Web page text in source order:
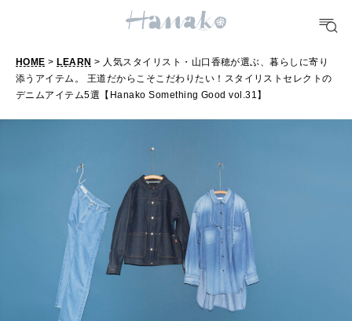
FOOD
TRAVEL
FORTUNE
明日のわたし
[12星座別] Weekly Holoscope
[12星座別] Monthly Love Holoscope
女神まり愛のタロットメッセージ
HEALTH
自分にやさしく
HOME > LEARN > 人気スタイリスト・山口香穂が選ぶ、暮らしに寄り
添うアイテム。 王道だからこそこだわりたい！スタイリストセレクトの
デニムアイテム5選【Hanako Something Good vol.31】